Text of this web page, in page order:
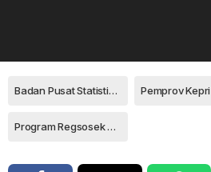
Badan Pusat Statistik Provinsi Kepri Pemprov Kepri
Program Regsosek BPS